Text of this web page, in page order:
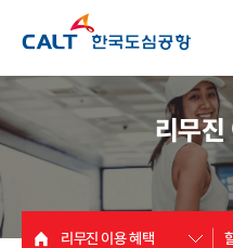
리무진
리무진 이용 혜택